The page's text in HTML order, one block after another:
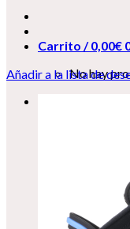
Carrito /0,00€
No hay
No hay
Añadir a la lista de